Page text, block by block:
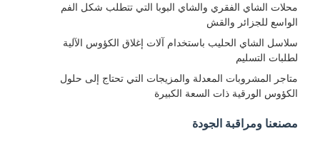
محلات الشاي الفقري والشاي البوبا التي تتطلب شكل الفم
الواسع للجزائر والقش
سلاسل الشاي الحليب باستخدام آلات إغلاق الكؤوس الآلية
لطلبات التسليم
متاجر المشروبات المعدلة والمزيجات التي تحتاج إلى حلول
الكؤوس الورقية ذات السعة الكبيرة
مصنعنا ومراقبة الجودة